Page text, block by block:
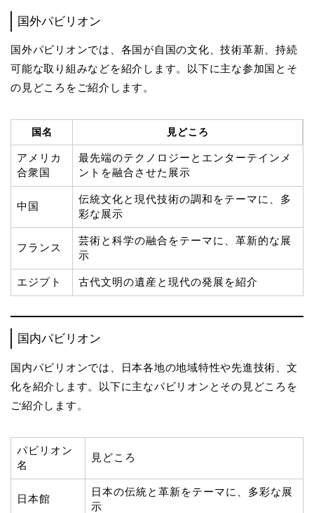
国外パビリオン
国外パビリオンでは、各国が自国の文化、技術革新、持続
可能な取り組みなどを紹介します。以下に主な参加国とそ
の見どころをご紹介します。
国名 見どころ
アメリカ
合衆国
最先端のテクノロジーとエンターテインメ
ントを融合させた展示
中国
伝統文化と現代技術の調和をテーマに、多
彩な展示
フランス
芸術と科学の融合をテーマに、革新的な展
示
エジプト 古代文明の遺産と現代の発展を紹介
国内パビリオン
国内パビリオンでは、日本各地の地域特性や先進技術、文
化を紹介します。以下に主なパビリオンとその見どころを
ご紹介します。
パビリオン
名
見どころ
日本館
日本の伝統と革新をテーマに、多彩な展
示